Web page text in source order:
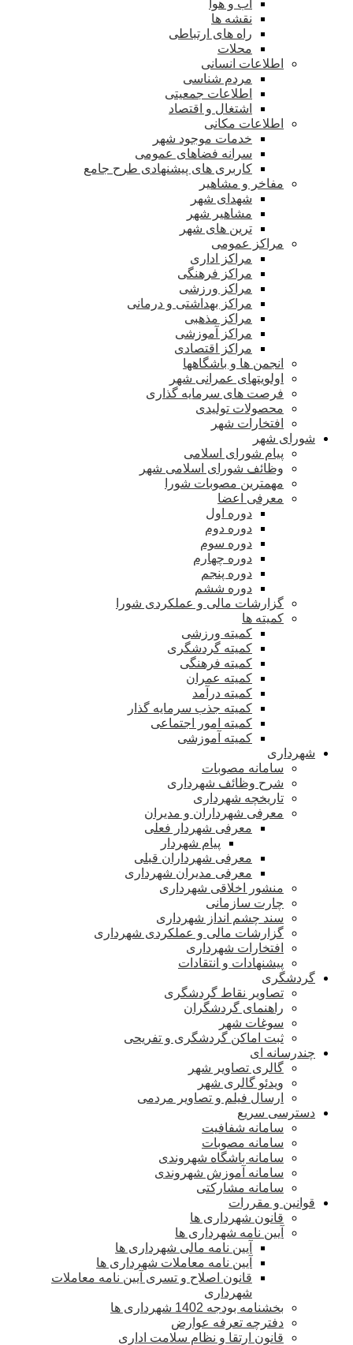
آب و هوا
نقشه ها
راه های ارتباطی
محلات
اطلاعات انسانی
مردم شناسی
اطلاعات جمعیتی
اشتغال و اقتصاد
اطلاعات مکانی
خدمات موجود شهر
سرانه فضاهای عمومی
کاربری های پیشنهادی طرح جامع
مفاخر و مشاهیر
شهدای شهر
مشاهیر شهر
ترین های شهر
مراکز عمومی
مراکز اداری
مراکز فرهنگی
مراکز ورزشی
مراکز بهداشتی و درمانی
مراکز مذهبی
مراکز آموزشی
مراکز اقتصادی
انجمن ها و باشگاهها
اولویتهای عمرانی شهر
فرصت های سرمایه گذاری
محصولات تولیدی
افتخارات شهر
شورای شهر
پیام شورای اسلامی
وظائف شورای اسلامی شهر
مهمترین مصوبات شورا
معرفی اعضا
دوره اول
دوره دوم
دوره سوم
دوره چهارم
دوره پنجم
دوره ششم
گزارشات مالی و عملکردی شورا
کمیته ها
کمیته ورزشی
کمیته گردشگری
کمیته فرهنگی
کمیته عمران
کمیته درآمد
کمیته جذب سرمایه گذار
کمیته امور اجتماعی
کمیته آموزشی
شهرداری
سامانه مصوبات
شرح وظائف شهرداری
تاریخچه شهرداری
معرفی شهرداران و مدیران
معرفی شهردار فعلی
پیام شهردار
معرفی شهرداران قبلی
معرفی مدیران شهرداری
منشور اخلاقی شهرداری
چارت سازمانی
سند چشم انداز شهرداری
گزارشات مالی و عملکردی شهرداری
افتخارات شهرداری
پیشنهادات و انتقادات
گردشگری
تصاویر نقاط گردشگری
راهنمای گردشگران
سوغات شهر
ثبت اماکن گردشگری و تفریحی
چندرسانه ای
گالری تصاویر شهر
ویدئو گالری شهر
ارسال فیلم و تصاویر مردمی
دسترسی سریع
سامانه شفافیت
سامانه مصوبات
سامانه باشگاه شهروندی
سامانه آموزش شهروندی
سامانه مشارکتی
قوانین و مقررات
قانون شهرداری ها
آیین نامه شهرداری ها
آیین نامه مالی شهرداری ها
آیین نامه معاملات شهرداری ها
قانون اصلاح و تسری آیین نامه معاملات
شهرداری
بخشنامه بودجه 1402 شهرداری ها
دفترچه تعرفه عوارض
قانون ارتقا و نظام سلامت اداری